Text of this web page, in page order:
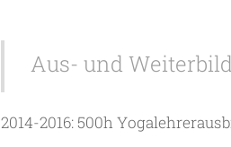
Aus- und
2014-2016: 500h